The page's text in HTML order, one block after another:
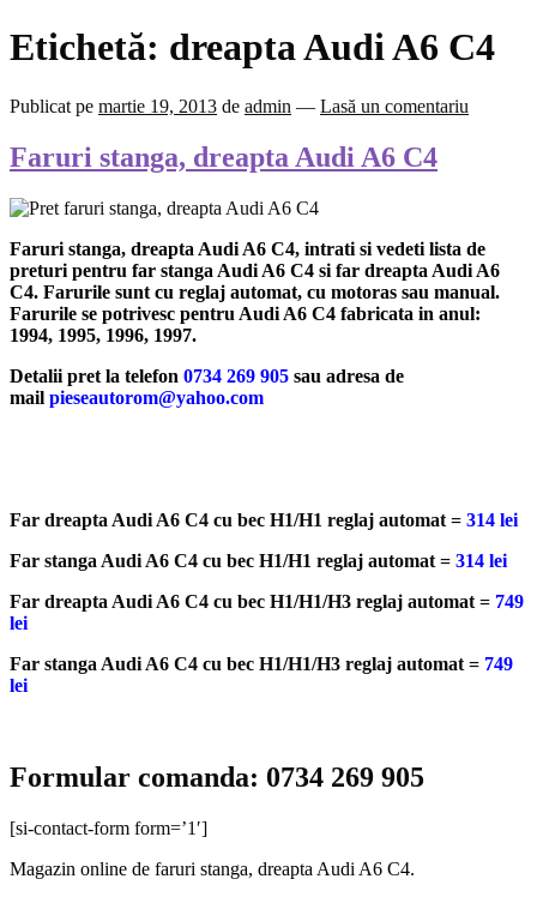
Etichetă: dreapta Audi A6 C4
Publicat pe martie 19, 2013 de admin — Lasă un comentariu
Faruri stanga, dreapta Audi A6 C4
Faruri stanga, dreapta Audi A6 C4, intrati si vedeti lista de
preturi pentru far stanga Audi A6 C4 si far dreapta Audi A6
C4. Farurile sunt cu reglaj automat, cu motoras sau manual.
Farurile se potrivesc pentru Audi A6 C4 fabricata in anul:
1994, 1995, 1996, 1997.
Detalii pret la telefon 0734 269 905 sau adresa de
mail pieseautorom@yahoo.com
Far dreapta Audi A6 C4 cu bec H1/H1 reglaj automat = 314 lei
Far stanga Audi A6 C4 cu bec H1/H1 reglaj automat = 314 lei
Far dreapta Audi A6 C4 cu bec H1/H1/H3 reglaj automat = 749
lei
Far stanga Audi A6 C4 cu bec H1/H1/H3 reglaj automat = 749
lei
Formular comanda: 0734 269 905
[si-contact-form form=’1′]
Magazin online de faruri stanga, dreapta Audi A6 C4.